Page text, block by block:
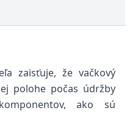
zaisťuje, že vačkový
polohe počas údržby
ako sú